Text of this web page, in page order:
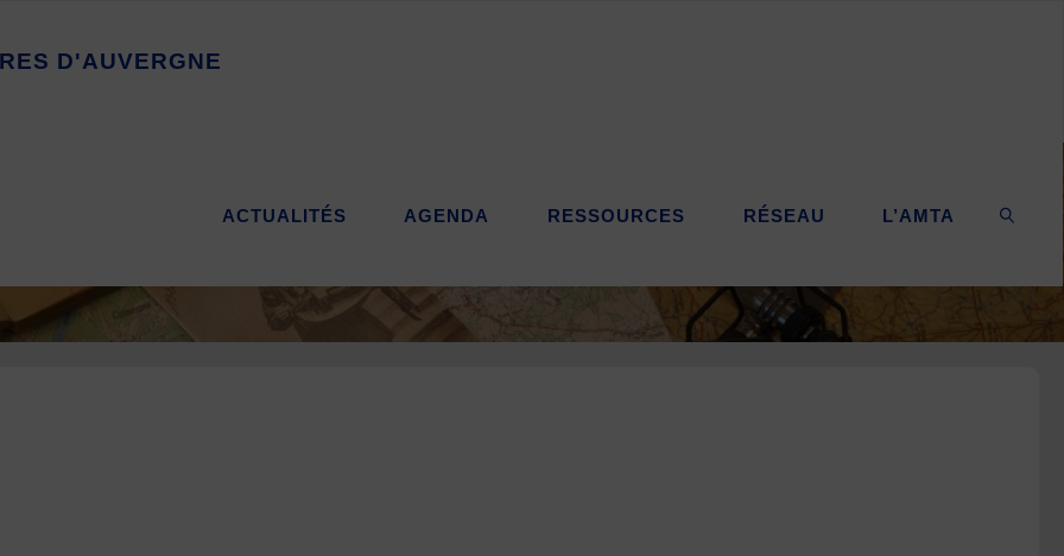
ES D'AUVERGNE
ACTUALITÉS AGENDA RESSOURCES RÉSEAU L’AMTA